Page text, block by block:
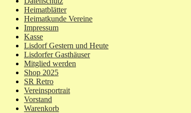
Heimatblätter
Heimatkunde Vereine
Impressum
Kasse
Lisdorf Gestern und Heute
Lisdorfer Gasthäuser
Mitglied werden
Shop 2025
SR Retro
Vereinsportrait
Vorstand
Warenkorb